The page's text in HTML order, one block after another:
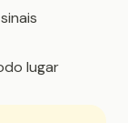
lugar